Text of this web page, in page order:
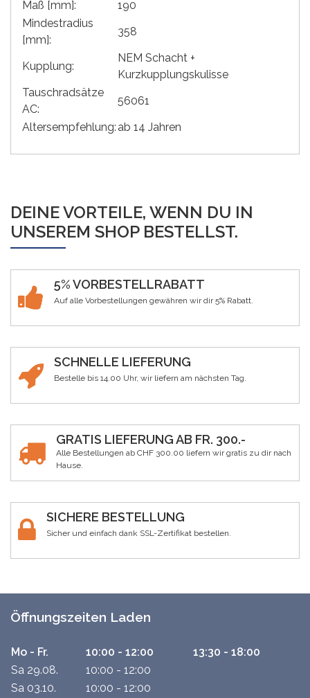
Maß [mm]:
190
Mindestradius
[mm]:
358
Kupplung:
NEM Schacht +
Kurzkupplungskulisse
Tauschradsätze
AC:
56061
Altersempfehlung: ab 14 Jahren
DEINE VORTEILE, WENN DU IN
UNSEREM SHOP BESTELLST.
5% VORBESTELLRABATT
Auf alle Vorbestellungen gewähren wir dir 5% Rabatt.
SCHNELLE LIEFERUNG
Bestelle bis 14.00 Uhr, wir liefern am nächsten Tag.
GRATIS LIEFERUNG AB FR. 300.-
Alle Bestellungen ab CHF 300.00 liefern wir gratis zu dir nach
Hause.
SICHERE BESTELLUNG
Sicher und einfach dank SSL-Zertifikat bestellen.
Öffnungszeiten Laden
Mo - Fr. 10:00 - 12:00
13:30 - 18:00
Sa 29.08.
10:00 - 12:00
Sa 03.10.
10:00 - 12:00